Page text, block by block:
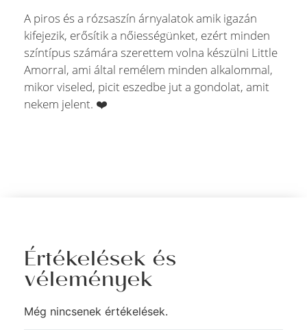
A piros és a rózsaszín árnyalatok amik igazán
kifejezik, erősítik a nőiességünket, ezért minden
színtípus számára szerettem volna készülni Little
Amorral, ami által remélem minden alkalommal,
mikor viseled, picit eszedbe jut a gondolat, amit
nekem jelent. ❤️
Értékelések és
vélemények
Még nincsenek értékelések.